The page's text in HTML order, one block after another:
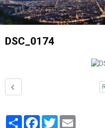
DSC_0174
PartagerFacebook
Twitter